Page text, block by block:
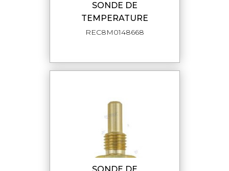
SONDE DE
TEMPERATURE
REC8M0148668